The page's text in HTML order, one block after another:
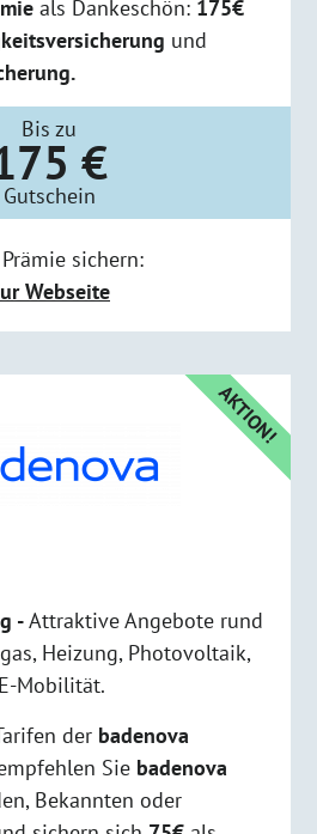
als Dankeschön: 175€
und
Bis zu
€
Gutschein
sichern:
Webseite
AKTION!
-Attraktive Angebote rund
Heizung, Photovoltaik,
Mobilität.
der badenova
Sie badenova
Bekannten oder